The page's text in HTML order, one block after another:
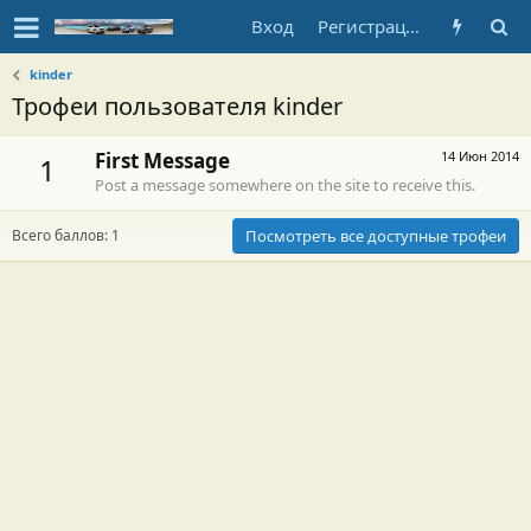
Вход Регистрация
kinder
Трофеи пользователя kinder
1 14 Июн 2014
First Message
Post a message somewhere on the site to receive this.
Всего баллов: 1 Посмотреть все доступные трофеи